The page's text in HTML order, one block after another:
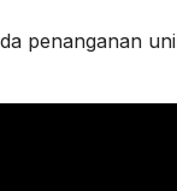
penanganan